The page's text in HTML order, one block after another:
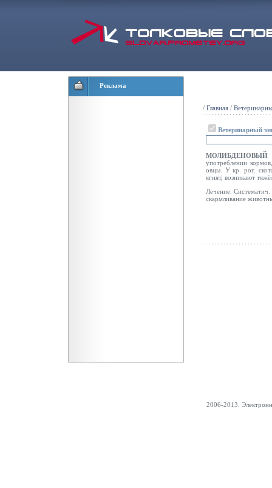
Реклама
/ Главная /
Ветеринарный
употреблении
овцы. У кр. рог.
ягнят, возникают
Лечение. Систематич.
скармливание
2006-2013.